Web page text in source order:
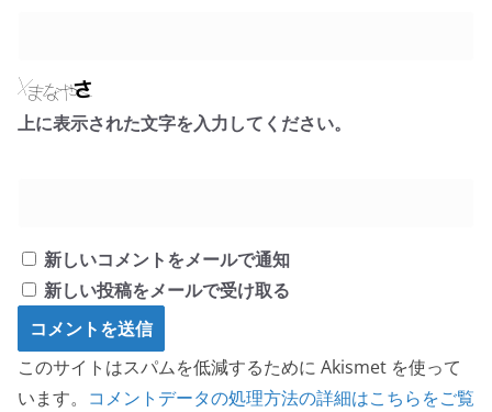
上に表示された文字を入力してください。
新しいコメントをメールで通知
新しい投稿をメールで受け取る
このサイトはスパムを低減するために Akismet を使って
います。 コメントデータの処理方法の詳細はこちらをご覧